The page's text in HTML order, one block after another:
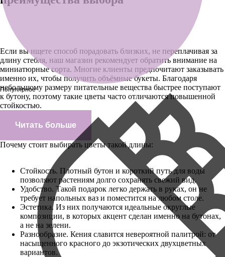
Популярное
Если вы ищете способ порадовать близких, не переплачивая за
длину стебля, наш магазин рекомендует обратить внимание на
миниатюрные сорта. Многие клиенты предпочитают заказывать
именно их, чтобы получить объёмные букеты. Благодаря
небольшому размеру питательные вещества быстрее поступают
к бутону, поэтому такие цветы часто отличаются повышенной
стойкостью.
Читать больше
Почему стоит выбирать цветы такой длины:
Стойкость. Плотный бутон и короткий путь для воды
позволяют растениям долго сохранять свежий вид.
Удобство. Такой подарок легко держать в руках, он не
требует напольных ваз и поместится на любом столе.
Эстетика. Из них получаются идеальные округлые
композиции, в которых акцент сделан именно на бутонах,
а не на зелени.
Разнообразие. Кения славится невероятной палитрой: от
насыщенного красного до экзотических двухцветных
вариантов.